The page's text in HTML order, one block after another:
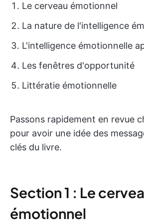
Le cerveau émotionnel
La nature de l'intelligence
L'intelligence émotionnelle
Les fenêtres d'opportunité
Littératie émotionnelle
Passons rapidement en revue
pour avoir une idée des
clés du livre.
Section 1 : Le
émotionnel